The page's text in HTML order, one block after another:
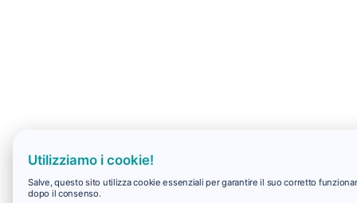
Utilizziamo i cookie!
Salve, questo sito utilizza cookie essenziali per garantire il suo corretto
dopo il consenso.